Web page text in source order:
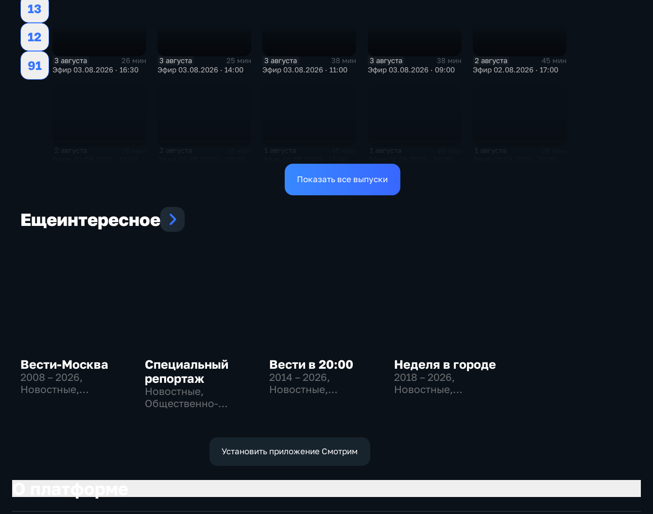
13
12
91
3 августа
26 мин
Эфир 03.08.2026 · 16:30
3 августа
25 мин
Эфир 03.08.2026 · 14:00
3 августа
38 мин
Эфир 03.08.2026 · 11:00
3 августа
38 мин
Эфир 03.08.2026 · 09:00
2 августа
45 мин
Эфир 02.08.2026 · 17:00
2 августа 2 августа 1 августа 1 августа 1 августа
Показать все выпуски
Ещеинтересное
Вести-Москва
2008 – 2026,
Новостные,
Специальный
репортаж
Новостные,
Общественно-
Вести в 20:00
2014 – 2026,
Новостные,
Неделя в городе
2018 – 2026,
Новостные,
Установить приложение Смотрим